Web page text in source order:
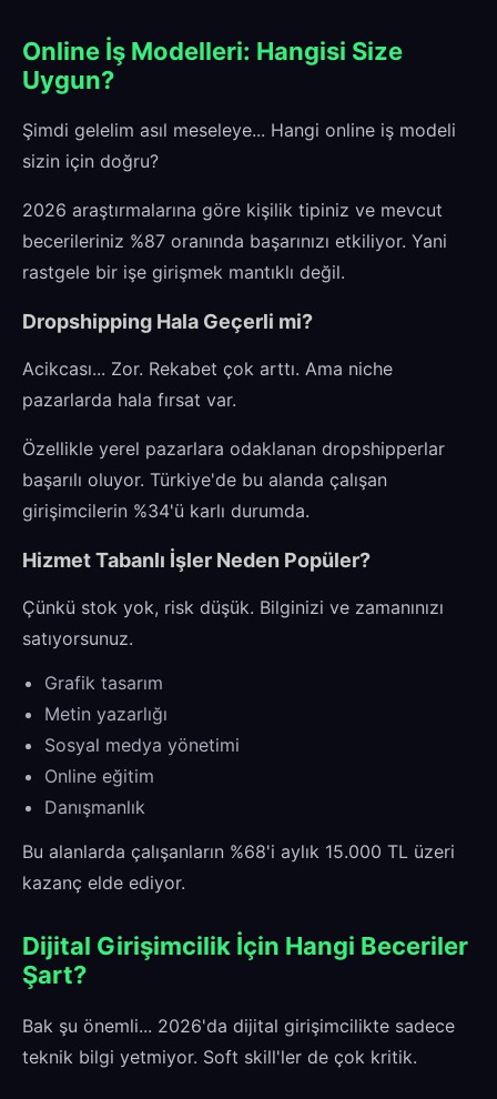
Online İş Modelleri: Hangisi Size
Uygun?
Şimdi gelelim asıl meseleye... Hangi online iş modeli
sizin için doğru?
2026 araştırmalarına göre kişilik tipiniz ve mevcut
becerileriniz %87 oranında başarınızı etkiliyor. Yani
rastgele bir işe girişmek mantıklı değil.
Dropshipping Hala Geçerli mi?
Acikcası... Zor. Rekabet çok arttı. Ama niche
pazarlarda hala fırsat var.
Özellikle yerel pazarlara odaklanan dropshipperlar
başarılı oluyor. Türkiye'de bu alanda çalışan
girişimcilerin %34'ü karlı durumda.
Hizmet Tabanlı İşler Neden Popüler?
Çünkü stok yok, risk düşük. Bilginizi ve zamanınızı
satıyorsunuz.
Grafik tasarım
Metin yazarlığı
Sosyal medya yönetimi
Online eğitim
Danışmanlık
Bu alanlarda çalışanların %68'i aylık 15.000 TL üzeri
kazanç elde ediyor.
Dijital Girişimcilik İçin Hangi Beceriler
Şart?
Bak şu önemli... 2026'da dijital girişimcilikte sadece
teknik bilgi yetmiyor. Soft skill'ler de çok kritik.